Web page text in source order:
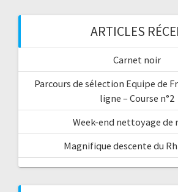
ARTICLES
Carnet noir
Parcours de sélection Equipe de
ligne – Course n°2
Week-end nettoyage de
Magnifique descente du